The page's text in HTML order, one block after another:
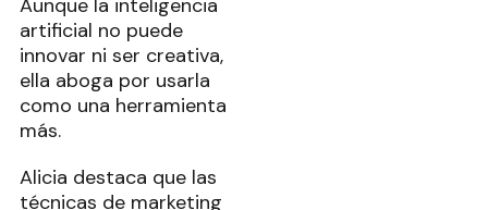
Aunque la inteligencia
artificial no puede
innovar ni ser creativa,
ella aboga por usarla
como una herramienta
más.
Alicia destaca que las
técnicas de marketing